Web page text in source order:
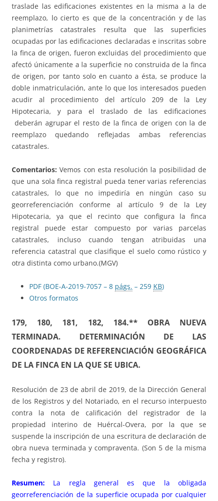
traslade las edificaciones existentes en la misma a la de
reemplazo, lo cierto es que de la concentración y de las
planimetrías catastrales resulta que las superficies
ocupadas por las edificaciones declaradas e inscritas sobre
la finca de origen, fueron excluidas del procedimiento que
afectó únicamente a la superficie no construida de la finca
de origen, por tanto solo en cuanto a ésta, se produce la
doble inmatriculación, ante lo que los interesados pueden
acudir al procedimiento del artículo 209 de la Ley
Hipotecaria, y para el traslado de las edificaciones
deberán agrupar el resto de la finca de origen con la de
reemplazo quedando reflejadas ambas referencias
catastrales.
Comentarios:Vemos con esta resolución la posibilidad de
que una sola finca registral pueda tener varias referencias
catastrales, lo que no impediría en ningún caso su
georreferenciación conforme al artículo 9 de la Ley
Hipotecaria, ya que el recinto que configura la finca
registral puede estar compuesto por varias parcelas
catastrales, incluso cuando tengan atribuidas una
referencia catastral que clasifique el suelo como rústico y
otra distinta como urbano.(MGV)
PDF (BOE-A-2019-7057 – 8 págs. – 259 KB)
Otros formatos
179, 180, 181, 182, 184.** OBRA NUEVA
TERMINADA. DETERMINACIÓN DE LAS
COORDENADAS DE REFERENCIACIÓN GEOGRÁFICA
DE LA FINCA EN LA QUE SE UBICA.
Resolución de 23 de abril de 2019, de la Dirección General
de los Registros y del Notariado, en el recurso interpuesto
contra la nota de calificación del registrador de la
propiedad interino de Huércal-Overa, por la que se
suspende la inscripción de una escritura de declaración de
obra nueva terminada y compraventa. (Son 5 de la misma
fecha y registro).
Resumen: La regla general es que la obligada
georreferenciación de la superficie ocupada por cualquier